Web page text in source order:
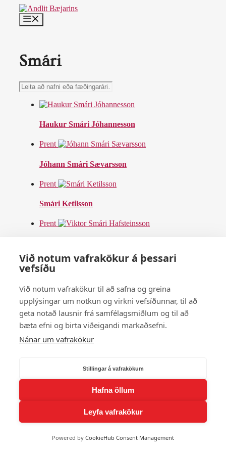
content
Smári
Leita
að
nafni
fæðingarári…
Haukur Smári Jóhannesson
Prent
Jóhann Smári Sævarsson
Prent
Smári Ketilsson
Prent
Sýna fleiri andlit
© 2026 Andlit Bæjarins -Wordpress Vefhönnun
Við notum vafrakökur á þessari
vefsíðu
Við notum vafrakökur til að safna og greina
upplýsingar um notkun og virkni vefsíðunnar, til að
geta notað lausnir frá samfélagsmiðlum og til að
bæta efni og birta viðeigandi markaðsefni.
Nánar um vafrakökur
Stillingar á vafrakökum
Hafna öllum
Leyfa vafrakökur
Powered by CookieHub Consent Management